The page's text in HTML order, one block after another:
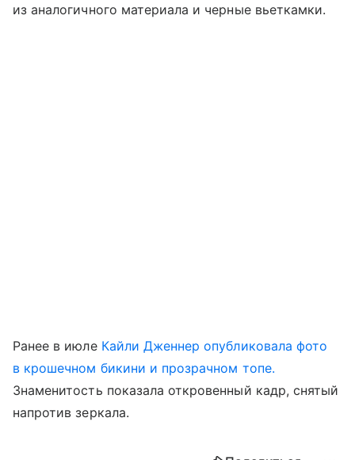
из аналогичного материала и черные вьеткамки.
Ранее в июле Кайли Дженнер опубликовала фото
в крошечном бикини и прозрачном топе.
Знаменитость показала откровенный кадр, снятый
напротив зеркала.